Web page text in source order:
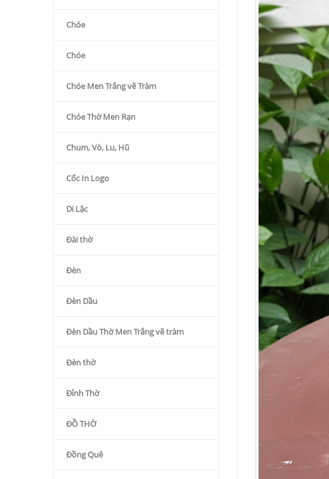
Chóe
Chóe
Chóe Men Trắng vẽ Tràm
Chóe Thờ Men Rạn
Chum, Vò, Lu, Hũ
Cốc In Logo
Di Lặc
Đài thờ
Đèn
Đèn Dầu
Đèn Dầu Thờ Men Trắng vẽ tràm
Đèn thờ
Đỉnh Thờ
ĐỒ THỜ
Đồng Quê